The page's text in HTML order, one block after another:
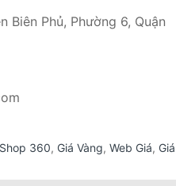
Biên Phủ, Phường 6, Quận
360, Giá Vàng, Web Giá, Giá